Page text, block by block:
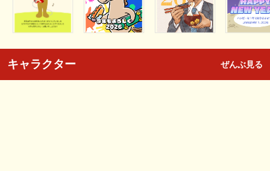
キャラクター ぜんぶ見る